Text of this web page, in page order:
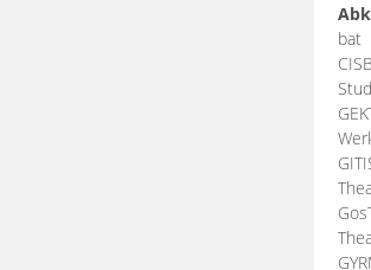
bat